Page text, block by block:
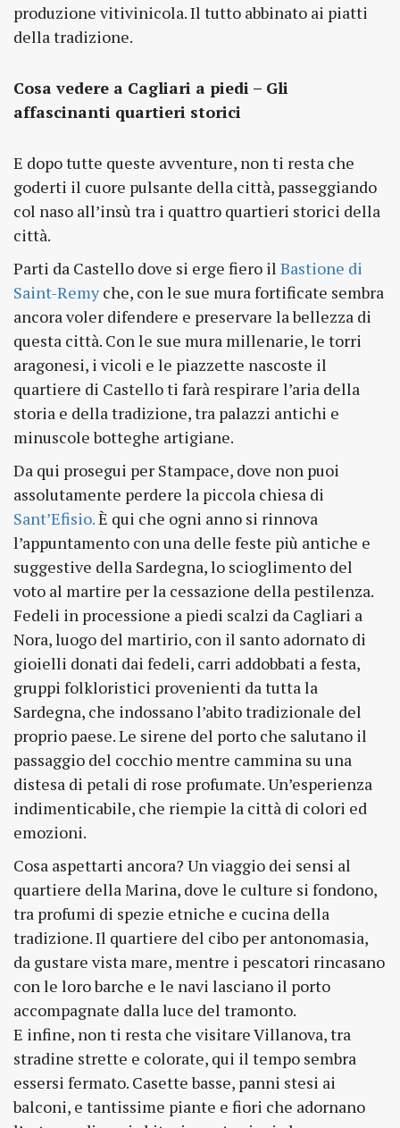
produzione vitivinicola. Il tutto abbinato ai piatti
della tradizione.
Cosa vedere a Cagliari a piedi – Gli
affascinanti quartieri storici
E dopo tutte queste avventure, non ti resta che
goderti il cuore pulsante della città, passeggiando
col naso all’insù tra i quattro quartieri storici della
città.
Parti da Castello dove si erge fiero il Bastione di
Saint-Remyche, con le sue mura fortificate sembra
ancora voler difendere e preservare la bellezza di
questa città. Con le sue mura millenarie, le torri
aragonesi, i vicoli e le piazzette nascoste il
quartiere di Castello ti farà respirare l’aria della
storia e della tradizione, tra palazzi antichi e
minuscole botteghe artigiane.
Da qui prosegui per Stampace, dove non puoi
assolutamente perdere la piccola chiesa di
Sant’Efisio.È qui che ogni anno si rinnova
l’appuntamento con una delle feste più antiche e
suggestive della Sardegna, lo scioglimento del
voto al martire per la cessazione della pestilenza.
Fedeli in processione a piedi scalzi da Cagliari a
Nora, luogo del martirio, con il santo adornato di
gioielli donati dai fedeli, carri addobbati a festa,
gruppi folkloristici provenienti da tutta la
Sardegna, che indossano l’abito tradizionale del
proprio paese. Le sirene del porto che salutano il
passaggio del cocchio mentre cammina su una
distesa di petali di rose profumate. Un’esperienza
indimenticabile, che riempie la città di colori ed
emozioni.
Cosa aspettarti ancora? Un viaggio dei sensi al
quartiere della Marina, dove le culture si fondono,
tra profumi di spezie etniche e cucina della
tradizione. Il quartiere del cibo per antonomasia,
da gustare vista mare, mentre i pescatori rincasano
con le loro barche e le navi lasciano il porto
accompagnate dalla luce del tramonto.
E infine, non ti resta che visitare Villanova, tra
stradine strette e colorate, qui il tempo sembra
essersi fermato. Casette basse, panni stesi ai
balconi, e tantissime piante e fiori che adornano